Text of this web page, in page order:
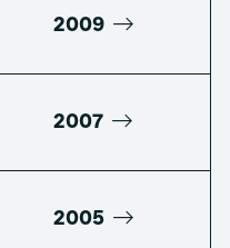
2009
2007
2005